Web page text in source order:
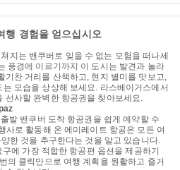
행 경험을 얻으십시오
지는 밴쿠버로 잊을 수 없는 모험을 떠나세
풍경에 이르기까지 이 도시는 발견과 놀라
기찬 거리를 산책하고, 현지 별미를 맛보고,
모습을 상상해 보세요. 라스베이거스에서
선사할 완벽한 항공권을 찾아보세요.
발 밴쿠버 도착 항공권을 쉽게 예약할 수
사로 활동해 온 에미레이트 항공은 모든 여
한 것을 추구한다는 것을 알고 있습니다.
에 가장 적합한 항공편 옵션을 제공하기
의 클릭만으로 여행 계획을 원활하고 즐거